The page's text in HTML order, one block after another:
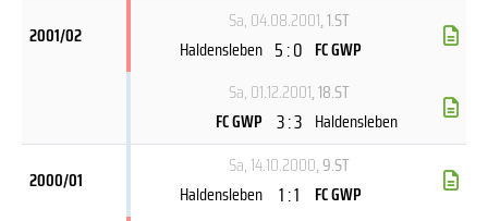
2001/02
Sa, 04.08.2001, 1.ST
Haldensleben 5 : 0 FC GWP
Sa, 01.12.2001, 18.ST
FC GWP 3 : 3 Haldensleben
2000/01
Sa, 14.10.2000, 9.ST
Haldensleben
1 : 1
FC GWP